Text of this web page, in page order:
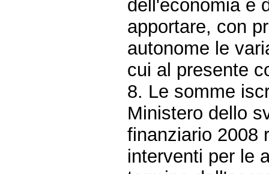
dell'economia e
apportare, con
autonome le
cui al presente
8. Le somme
Ministero dello
finanziario 2008
interventi per le